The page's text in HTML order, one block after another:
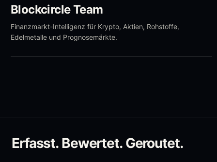
Blockcircle Team
Finanzmarkt-Intelligenz für Krypto, Aktien, Rohstoffe,
Edelmetalle und Prognosemärkte.
Erfasst. Bewertet. Geroutet.